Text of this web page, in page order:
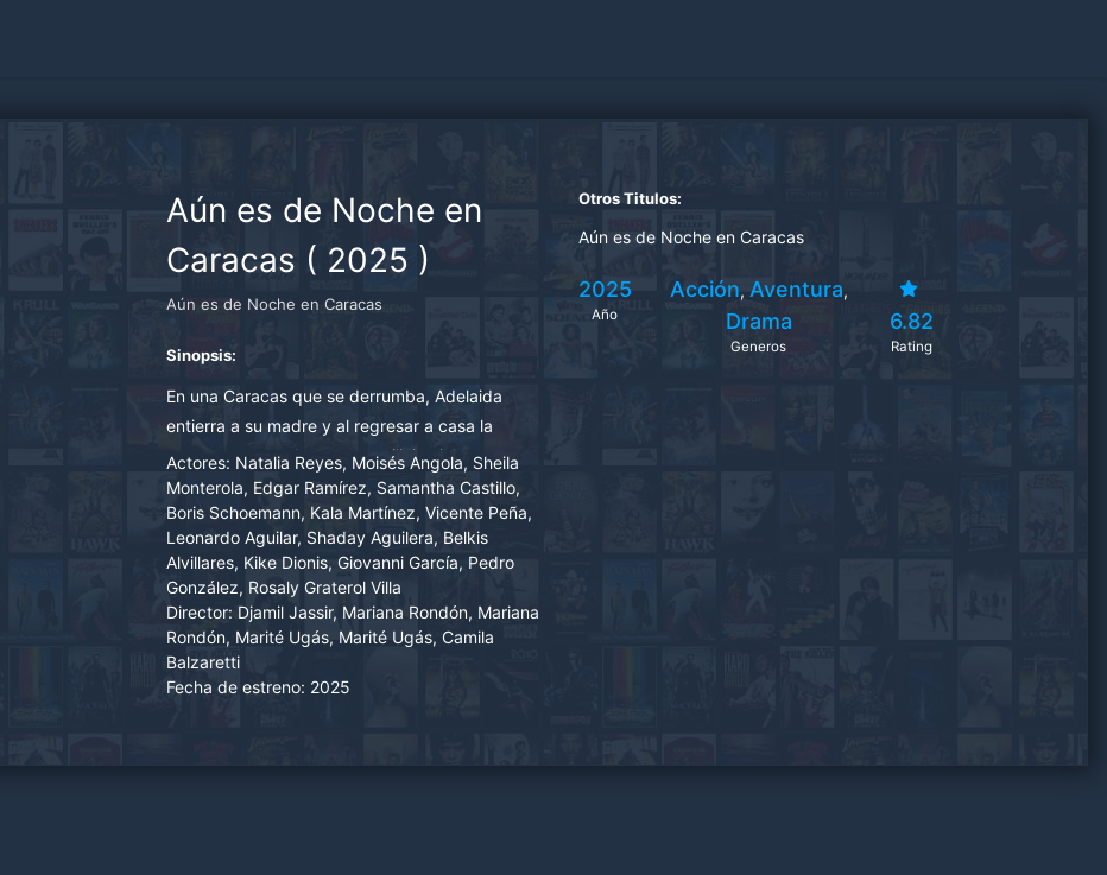
Aún es de Noche en
Caracas ( 2025 )
Aún es de Noche en Caracas
Sinopsis:
En una Caracas que se derrumba, Adelaida
entierra a su madre y al regresar a casa la
encuentra tomada por una milicia violenta.
Mientras la sociedad se desmorona a su
alrededor, debe arriesgarlo todo, incluso su
identidad, para sobrevivir.
Actores: Natalia Reyes, Moisés Angola, Sheila
Monterola, Edgar Ramírez, Samantha Castillo,
Boris Schoemann, Kala Martínez, Vicente Peña,
Leonardo Aguilar, Shaday Aguilera, Belkis
Alvillares, Kike Dionis, Giovanni García, Pedro
González, Rosaly Graterol Villa
Director: Djamil Jassir, Mariana Rondón, Mariana
Rondón, Marité Ugás, Marité Ugás, Camila
Balzaretti
Fecha de estreno: 2025
Otros Titulos:
Aún es de Noche en Caracas
2025
Año
Acción, Aventura,
Drama
Generos
6.82
Rating